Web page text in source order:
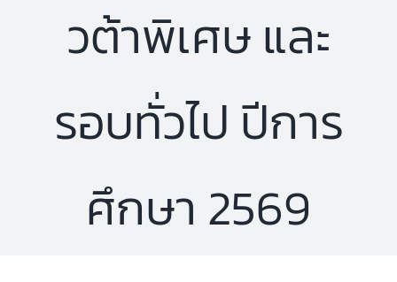
วต้าพิเศษ และ
รอบทั่วไป ปีการ
ศึกษา 2569